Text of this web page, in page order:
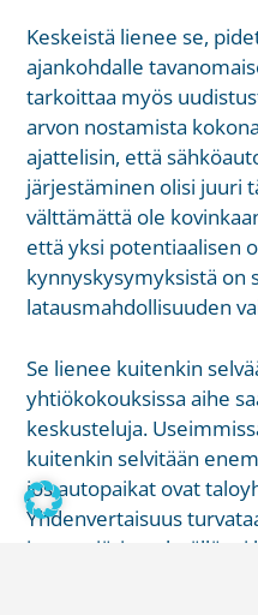
Keskeistä lienee se,
ajankohdalle
tarkoittaa myös
arvon nostamista
ajattelisin, että
järjestäminen olisi juuri
välttämättä ole
että yksi potentiaalisen
kynnyskysymyksistä on
latausmahdollisuuden
Se lienee kuitenkin
yhtiökokouksissa aihe
keskusteluja.
kuitenkin selvitään
jos autopaikat ovat
Yhdenvertaisuus
jonotusjärjestelmällä tai